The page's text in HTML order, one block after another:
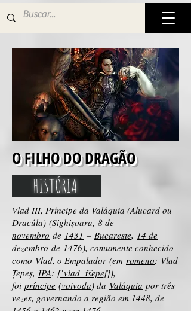
O FILHO DO DRAGÃO
HISTÓRIA
Vlad III, Príncipe da Valáquia (Alucard ou
Dracúla) (Sighișoara, 8 de
novembro de 1431 – Bucareste, 14 de
dezembro de 1476), comumente conhecido
como Vlad, o Empalador (em romeno: Vlad
Țepeș, IPA: [ˈvlad ˈt͡sepeʃ]),
foi príncipe (voivoda) da Valáquia por três
vezes, governando a região em 1448, de